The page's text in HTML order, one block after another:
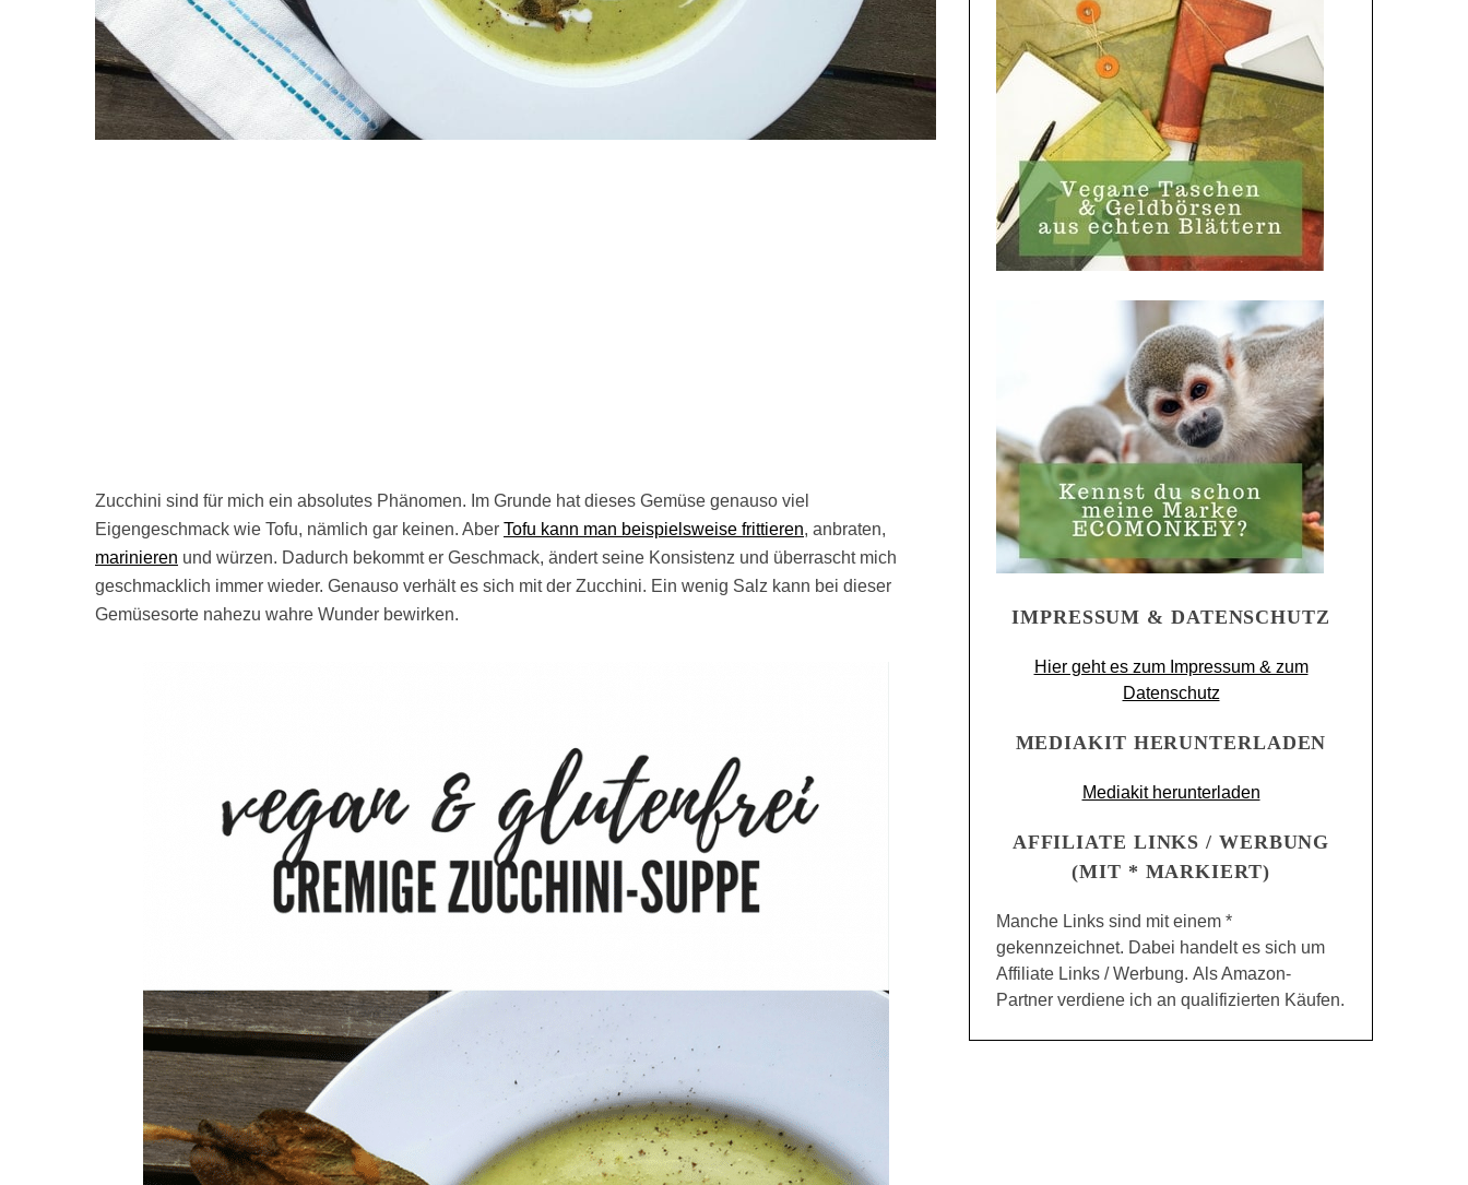
Zucchini sind für mich ein absolutes Phänomen. Im Grunde hat dieses Gemüse genauso viel
Eigengeschmack wie Tofu, nämlich gar keinen. Aber Tofu kann man beispielsweise frittieren, anbraten,
marinieren und würzen. Dadurch bekommt er Geschmack, ändert seine Konsistenz und überrascht mich
geschmacklich immer wieder. Genauso verhält es sich mit der Zucchini. Ein wenig Salz kann bei dieser
Gemüsesorte nahezu wahre Wunder bewirken.
IMPRESSUM & DATENSCHUTZ
Hier geht es zum Impressum & zum
Datenschutz
MEDIAKIT HERUNTERLADEN
Mediakit herunterladen
AFFILIATE LINKS / WERBUNG
(MIT * MARKIERT)
Manche Links sind mit einem *
gekennzeichnet. Dabei handelt es sich um
Affiliate Links / Werbung. Als Amazon-
Partner verdiene ich an qualifizierten Käufen.